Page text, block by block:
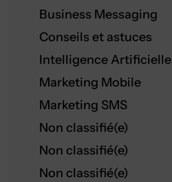
Business Messaging
Conseils et astuces
Intelligence Artificielle
Marketing Mobile
Marketing SMS
Non classifié(e)
Non classifié(e)
Non classifié(e)